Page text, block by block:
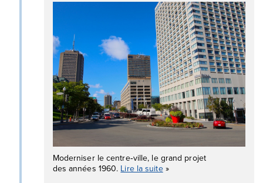
Moderniser le centre‑ville, le grand projet
des années 1960. Lire la suite»